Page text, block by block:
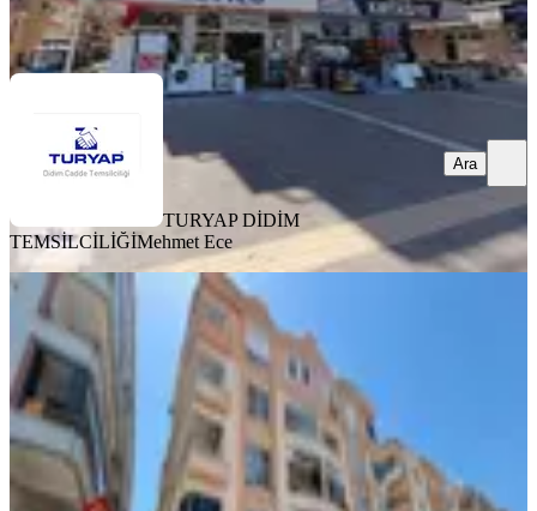
Ara
TURYAP DİDİM
TEMSİLCİLİĞİMehmet Ece
Ara
YENİ
Didim'in En Uygun 3+1 İ
Didim, Yeni Mahallesi
3+1
130 m² ·2. Kat 05.08.2026
4.850.000 ₺